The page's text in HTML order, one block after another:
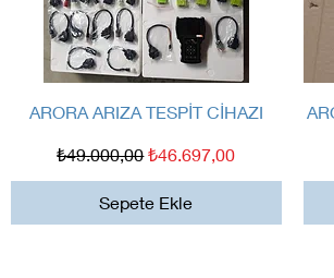
Hızlı Bakış
ARORA ARIZA TESPİT CİHAZI
Normal Fiyat
₺49.000,00İndirimli Fiyat
₺46.697,00
Sepete Ekle